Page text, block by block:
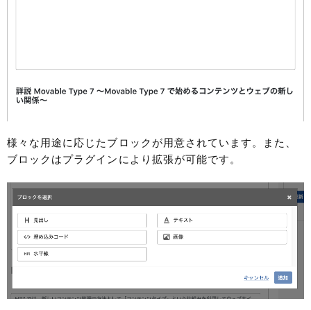
様々な用途に応じたブロックが用意されています。また、
ブロックはプラグインにより拡張が可能です。